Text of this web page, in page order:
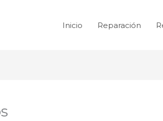
Inicio Reparación